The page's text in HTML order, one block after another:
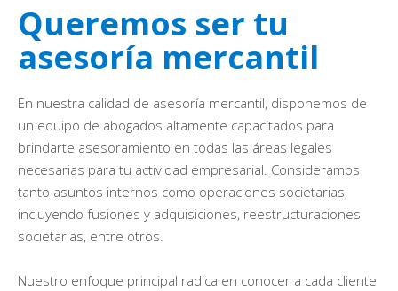
Queremos ser tu
asesoría mercantil
En nuestra calidad de asesoría mercantil, disponemos de
un equipo de abogados altamente capacitados para
brindarte asesoramiento en todas las áreas legales
necesarias para tu actividad empresarial. Consideramos
tanto asuntos internos como operaciones societarias,
incluyendo fusiones y adquisiciones, reestructuraciones
societarias, entre otros.
Nuestro enfoque principal radica en conocer a cada cliente